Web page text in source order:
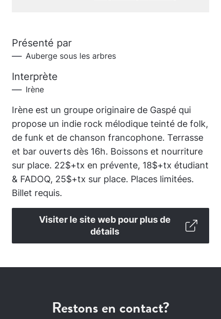
Présenté par
Auberge sous les arbres
Interprète
Irène
Irène est un groupe originaire de Gaspé qui
propose un indie rock mélodique teinté de folk,
de funk et de chanson francophone. Terrasse
et bar ouverts dès 16h. Boissons et nourriture
sur place. 22$+tx en prévente, 18$+tx étudiant
& FADOQ, 25$+tx sur place. Places limitées.
Billet requis.
Visiter le site web pour plus de
détails
Restons en contact?